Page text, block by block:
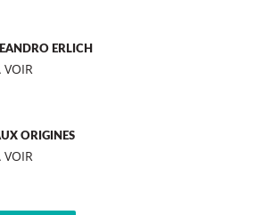
ERLICH
VOIR
ORIGINES
VOIR